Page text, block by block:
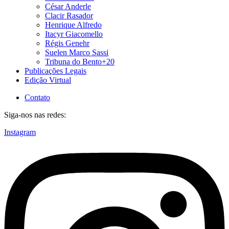
César Anderle
Clacir Rasador
Henrique Alfredo
Itacyr Giacomello
Régis Genehr
Suelen Marco Sassi
Tribuna do Bento+20
Publicações Legais
Edição Virtual
Contato
Siga-nos nas redes:
Instagram